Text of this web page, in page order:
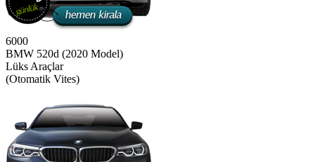
6000
BMW 520d (2020 Model)
Lüks Araçlar
(Otomatik Vites)